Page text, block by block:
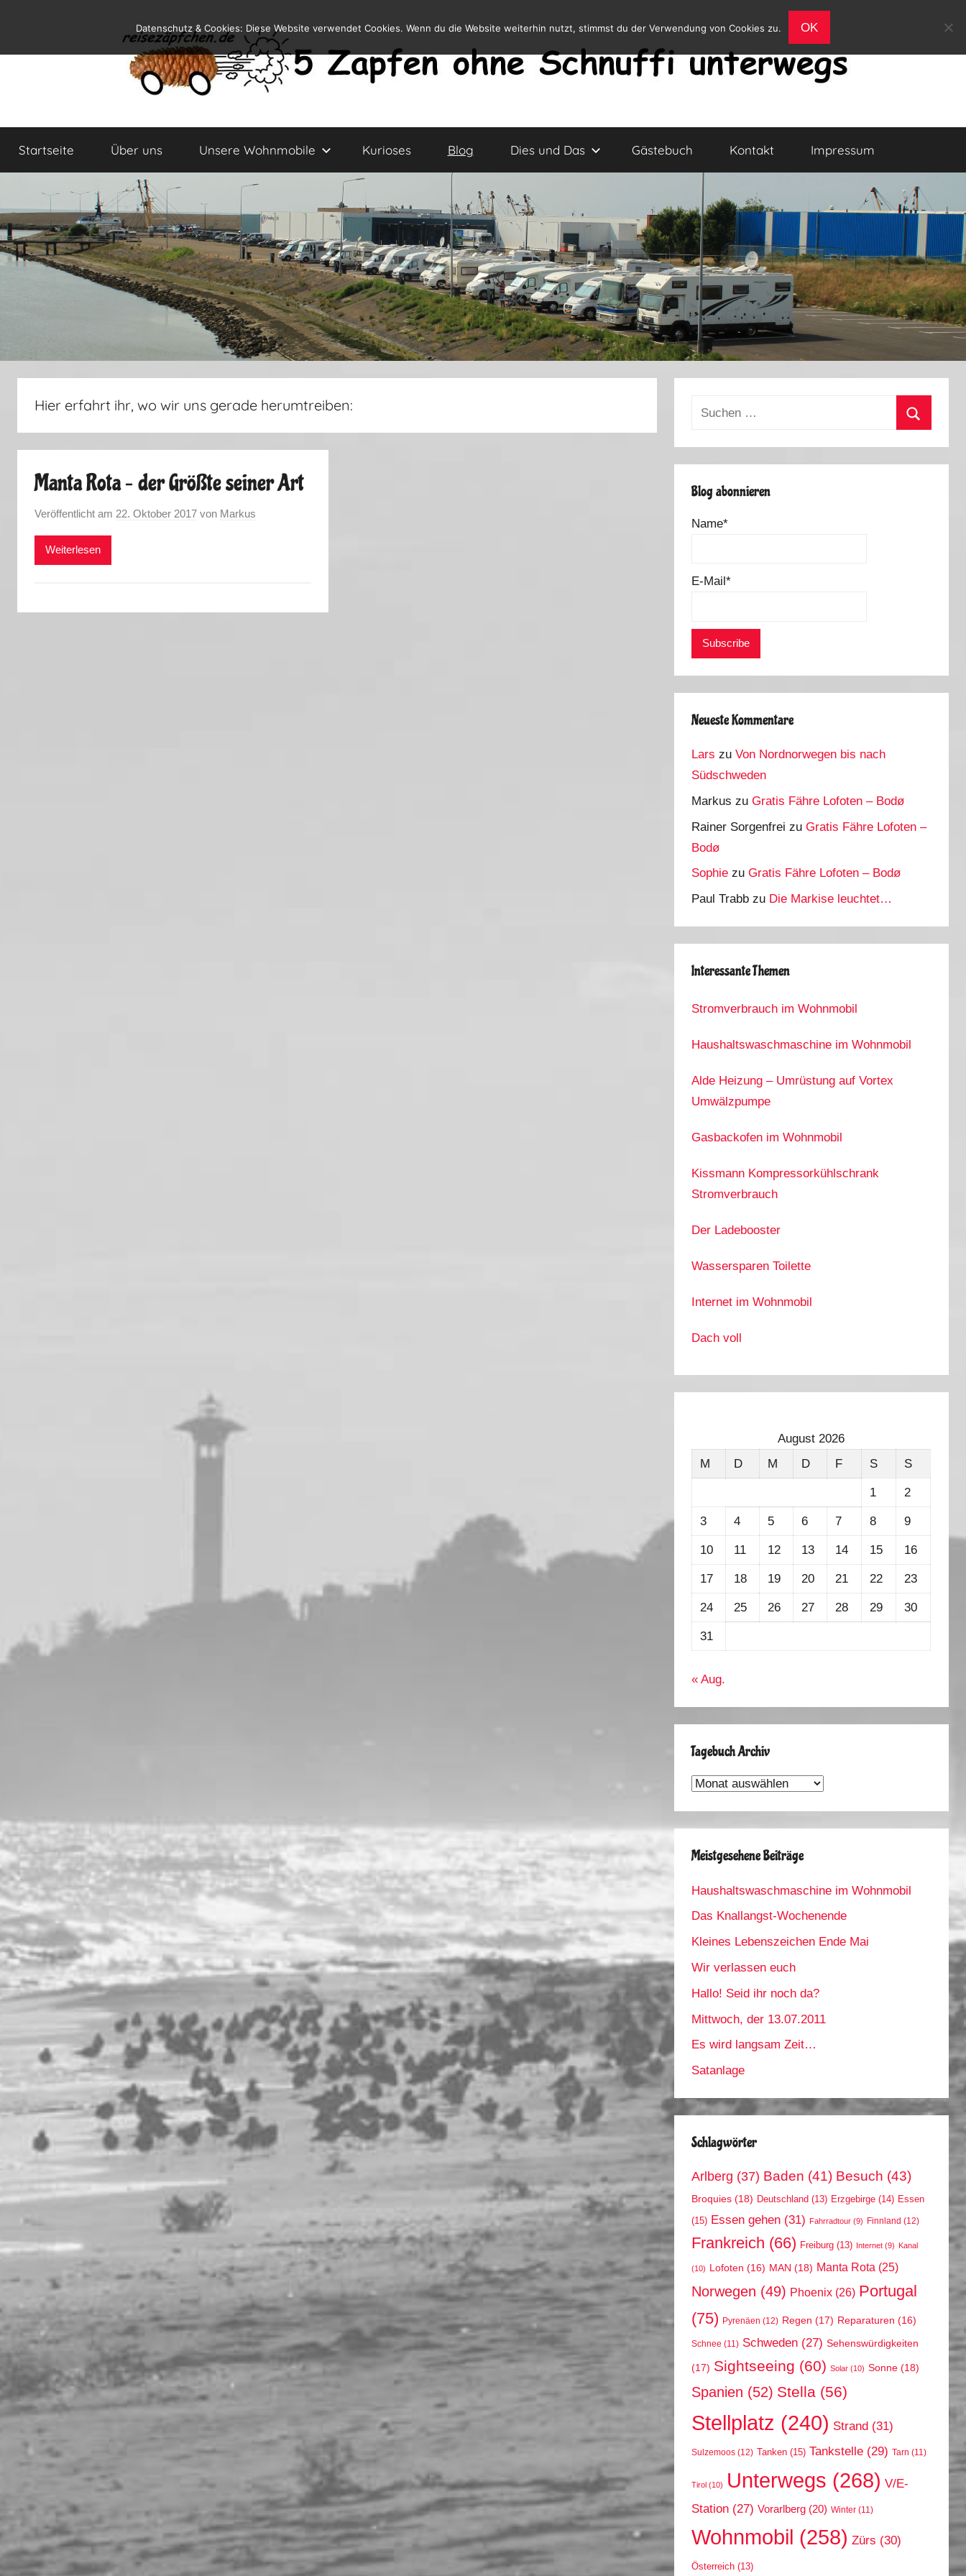
springen
Reiseblog
und
Leben
Wohnmobil
Startseite Über uns Unsere Wohnmobile Kurioses Blog Dies und Das Gästebuch Kontakt Impressum
Hier erfahrt ihr, wo wir uns gerade herumtreiben:
Manta Rota – der Größte seiner Art
Veröffentlicht am 22. Oktober 2017 von Markus
Weiterlesen
Suchen
Blog abonnieren
Name*
E-Mail*
Neueste Kommentare
Lars zuVon Nordnorwegen bis nach
Südschweden
Markus zuGratis Fähre Lofoten – Bodø
Rainer Sorgenfrei zuGratis Fähre Lofoten –
Bodø
Sophie zuGratis Fähre Lofoten – Bodø
Paul Trabb zu Die Markise leuchtet…
Interessante Themen
Stromverbrauch im Wohnmobil
Haushaltswaschmaschine im Wohnmobil
Alde Heizung – Umrüstung auf Vortex
Umwälzpumpe
Gasbackofen im Wohnmobil
Kissmann Kompressorkühlschrank
Stromverbrauch
Der Ladebooster
Wassersparen Toilette
Internet im Wohnmobil
Dach voll
August 2026
M
D M D F S S
1 2
3 4 5 6 7 8 9
10 11 12 13 14 15 16
17 18 19 20 21 22 23
24 25 26 27 28 29 30
31
« Aug.
Tagebuch Archiv
Tagebuch
Meistgesehene Beiträge
Haushaltswaschmaschine im Wohnmobil
Das Knallangst-Wochenende
Kleines Lebenszeichen Ende Mai
Wir verlassen euch
Hallo! Seid ihr noch da?
Mittwoch, der 13.07.2011
Es wird langsam Zeit…
Satanlage
Schlagwörter
Arlberg (37) Baden (41) Besuch (43)
Broquies (18) Deutschland (13) Erzgebirge (14) Essen
(15) Essen gehen (31) Fahrradtour (9) Finnland (12)
Frankreich (66) Freiburg (13) Internet (9) Kanal
(10) Lofoten (16) MAN (18) Manta Rota (25)
Norwegen (49) Phoenix (26) Portugal
(75) Pyrenäen (12) Regen (17) Reparaturen (16)
Schnee (11) Schweden (27) Sehenswürdigkeiten
(17) Sightseeing (60) Solar (10) Sonne (18)
Spanien (52) Stella (56)
Stellplatz (240) Strand (31)
Sulzemoos (12) Tanken (15) Tankstelle (29) Tarn (11)
Tirol (10) Unterwegs (268) V/E-
Station (27) Vorarlberg (20) Winter (11)
Wohnmobil (258) Zürs (30)
Österreich (13)
Datenschutz & Cookies: Diese Website verwendet Cookies. Wenn du die Website weiterhin nutzt, stimmst du der Verwendung von Cookies zu. OK